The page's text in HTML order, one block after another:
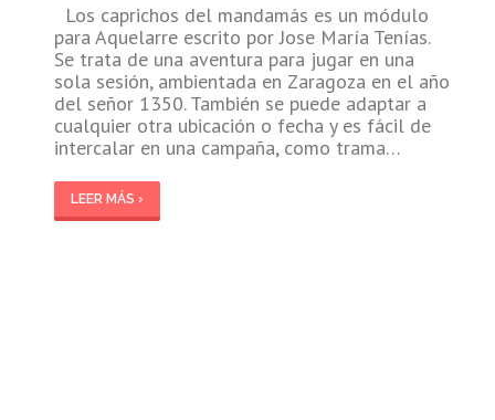
Los caprichos del mandamás es un módulo
para Aquelarre escrito por Jose María Tenías.
Se trata de una aventura para jugar en una
sola sesión, ambientada en Zaragoza en el año
del señor 1350. También se puede adaptar a
cualquier otra ubicación o fecha y es fácil de
intercalar en una campaña, como trama…
LEER MÁS ›